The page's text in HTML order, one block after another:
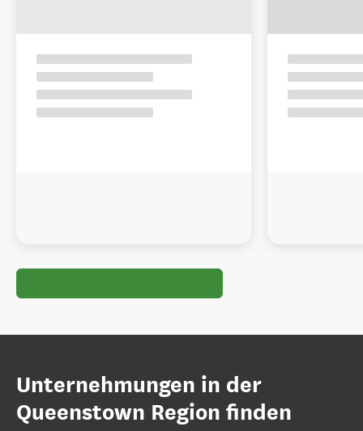
Unternehmungen in der
Queenstown Region finden